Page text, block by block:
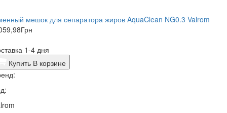
мешок для сепаратора жиров AquaClean NG0.3 Valrom
Грн
1-4 дня
Купить В корзине